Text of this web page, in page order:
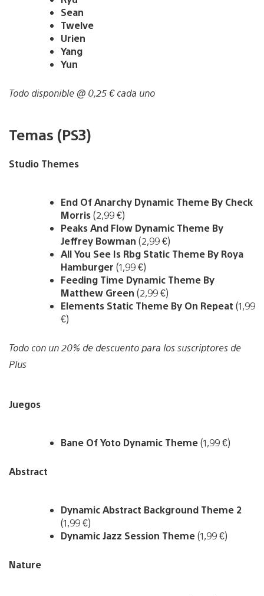
Sean
Twelve
Urien
Yang
Yun
Todo disponible @ 0,25 € cada uno
Temas (PS3)
Studio Themes
End Of Anarchy Dynamic Theme By Check
Morris(2,99 €)
Peaks And Flow Dynamic Theme By
Jeffrey Bowman (2,99 €)
All You See Is Rbg Static Theme By Roya
Hamburger (1,99 €)
Feeding Time Dynamic Theme By
Matthew Green (2,99 €)
Elements Static Theme By On Repeat (1,99
€)
Todo con un 20% de descuento para los suscriptores de
Plus
Juegos
Bane Of Yoto Dynamic Theme(1,99 €)
Abstract
Dynamic Abstract Background Theme 2
(1,99 €)
Dynamic Jazz Session Theme(1,99 €)
Nature